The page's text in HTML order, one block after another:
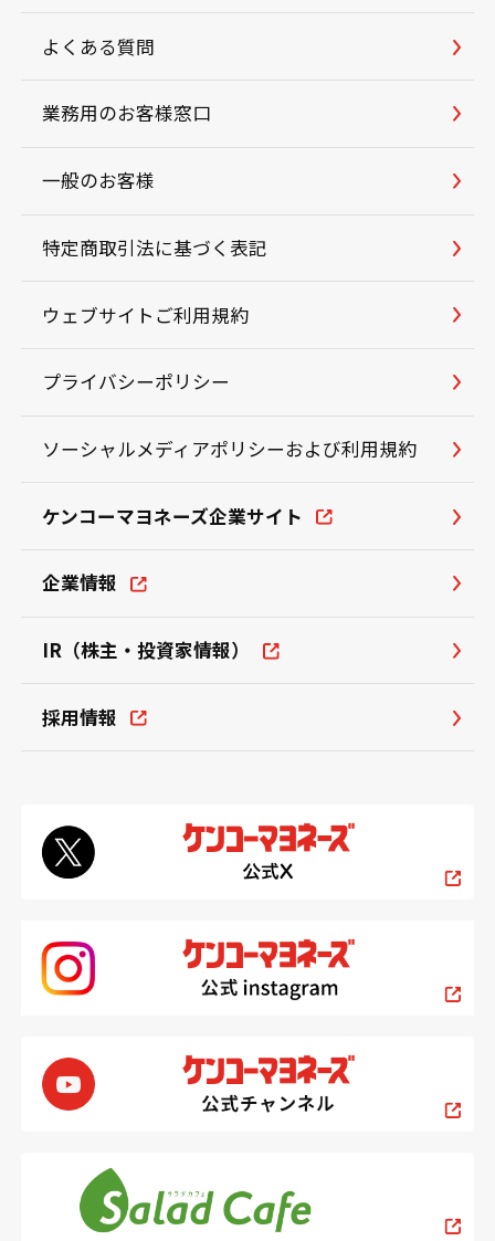
よくある質問
業務用のお客様窓口
一般のお客様
特定商取引法に基づく表記
ウェブサイトご利用規約
プライバシーポリシー
ソーシャルメディアポリシーおよび利用規約
ケンコーマヨネーズ企業サイト
企業情報
IR（株主・投資家情報）
採用情報